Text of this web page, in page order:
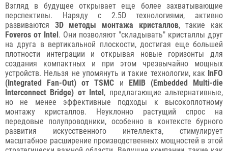
Взгляд в будущее открывает еще более захватывающие
перспективы. Наряду с 2.5D технологиями, активно
развиваются 3D методы монтажа кристаллов, такие как
Foveros от Intel . Они позволяют "складывать" кристаллы друг
на друга в вертикальной плоскости, достигая еще большей
плотности интеграции и открывая новые горизонты для
создания компактных и при этом чрезвычайно мощных
устройств. Нельзя не упомянуть и такие технологии, как InFO
(Integrated Fan-Out) от TSMC и
EMIB (Embedded Multi-die
Interconnect Bridge) от Intel , предлагающие альтернативные,
но не менее эффективные подходы к высокоплотному
монтажу кристаллов. Неуклонно растущий спрос на
передовые полупроводники, особенно в контексте бурного
развития искусственного интеллекта, стимулирует
масштабное расширение производственных мощностей в этой